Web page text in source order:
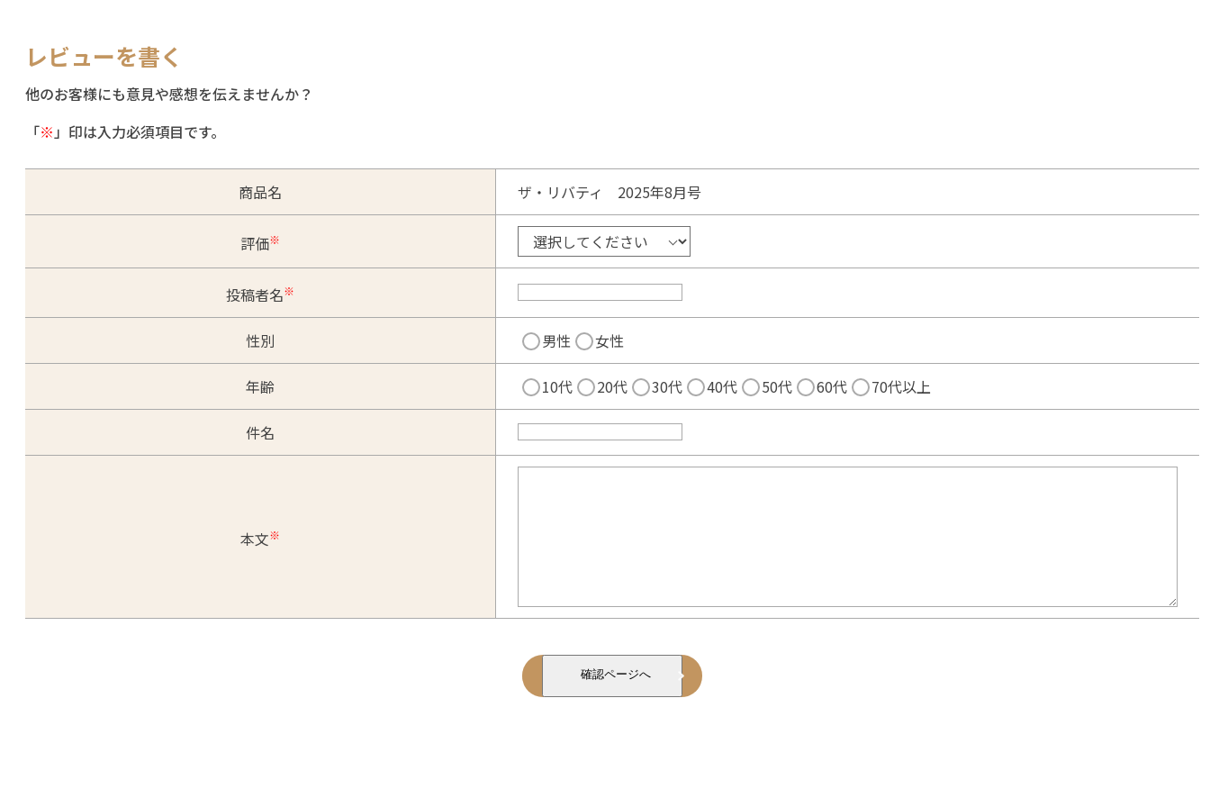
レビューを書く
他のお客様にも意見や感想を伝えませんか？
「※ 」印は入力必須項目です。
商品名 ザ・リバティ 2025年8月号
評価※
投稿者名※
性別 男性 女性
年齢 10代 20代 30代 40代 50代 60代 70代以上
件名
本文※